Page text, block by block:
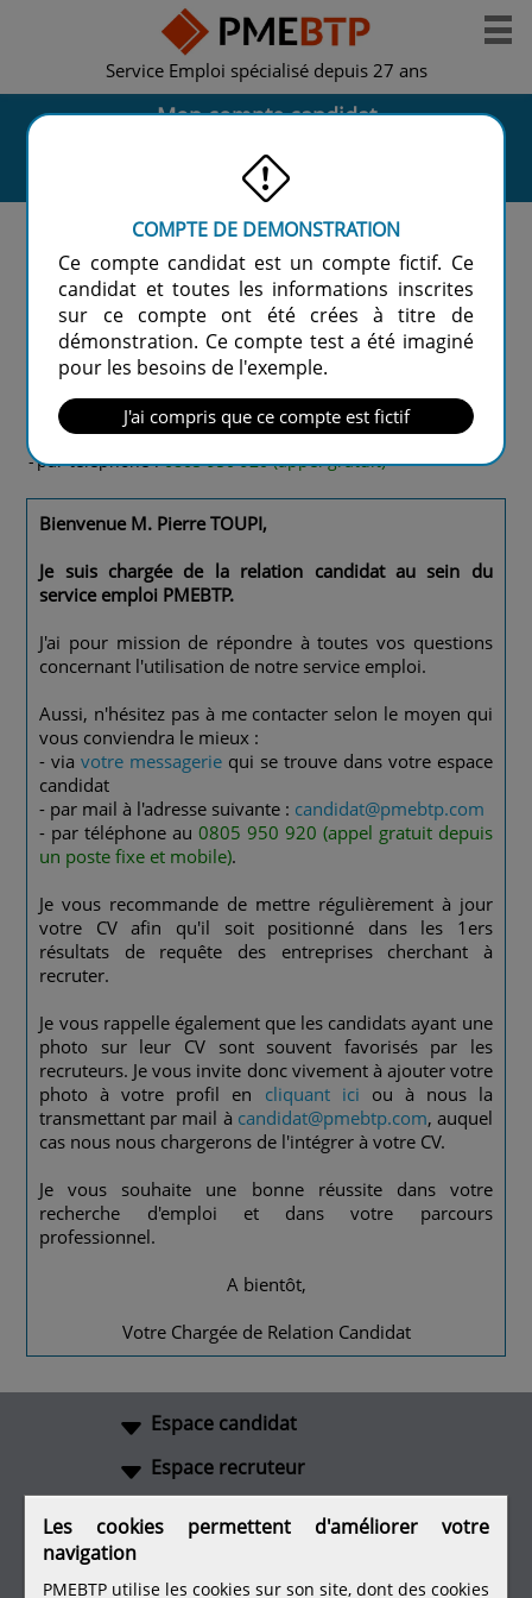
Service Emploi spécialisé depuis 27 ans
Mon compte candidat
COMPTE DE DEMONSTRATION
Ce compte candidat est un compte fictif. Ce
candidat et toutes les informations inscrites
sur ce compte ont été crées à titre de
démonstration. Ce compte test a été imaginé
pour les besoins de l'exemple.
J'ai compris que ce compte est fictif
Ma messagerie
Nouveaux messages :0
Messages reçus : 1
Messages envoyés :0
Assistance
Contactez votre chargée de relation candidat
viavotre messagerie
par mail :candidat@pmebtp.com
-par téléphone :0805 950 920(appel gratuit)
Bienvenue M. Pierre TOUPI,
Je suis chargée de la relation candidat au sein du
service emploi PMEBTP.
J'ai pour mission de répondre à toutes vos questions
concernant l'utilisation de notre service emploi.
Aussi, n'hésitez pas à me contacter selon le moyen qui
vous conviendra le mieux :
- viavotre messagerie qui se trouve dans votre espace
candidat
- par mail à l'adresse suivante : candidat@pmebtp.com
- par téléphone au0805 950 920 (appel gratuit depuis
un poste fixe et mobile).
Je vous recommande de mettre régulièrement à jour
votre CV afin qu'il soit positionné dans les 1ers
résultats de requête des entreprises cherchant à
recruter.
Je vous rappelle également que les candidats ayant une
photo sur leur CV sont souvent favorisés par les
recruteurs. Je vous invite donc vivement à ajouter votre
photo à votre profil en cliquant ici ou à nous la
transmettant par mail à candidat@pmebtp.com, auquel
cas nous nous chargerons de l'intégrer à votre CV.
Je vous souhaite une bonne réussite dans votre
recherche d'emploi et dans votre parcours
professionnel.
A bientôt,
Votre Chargée de Relation Candidat
Espace candidat
Espace recruteur
Les cookies permettent d'améliorer votre
navigation
PMEBTP utilise les cookies sur son site, dont des cookies